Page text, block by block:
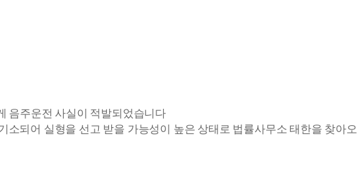
음주운전 사실이 적발되었습니다
되어 실형을 선고 받을 가능성이 높은 상태로 법률사무소 태한을 찾아오